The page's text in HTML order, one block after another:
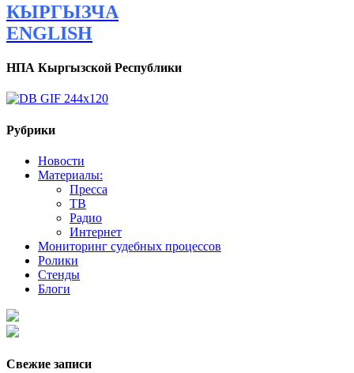
КЫРГЫЗЧА
ENGLISH
НПА Кыргызской Республики
Рубрики
Новости
Материалы:
Пресса
ТВ
Радио
Интернет
Мониторинг судебных процессов
Ролики
Стенды
Блоги
Свежие записи